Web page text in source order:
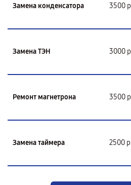
Замена конденсатора 3500 р
Замена ТЭН 3000 р
Ремонт магнетрона 3500 р
Замена таймера 2500 р